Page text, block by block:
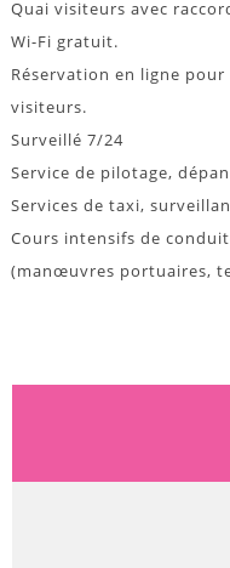
Quai visiteurs avec
Wi-Fi gratuit.
Réservation en ligne
visiteurs.
Surveillé 7/24
Service de pilotage,
Services de taxi,
Cours intensifs de
(manœuvres portuaires,